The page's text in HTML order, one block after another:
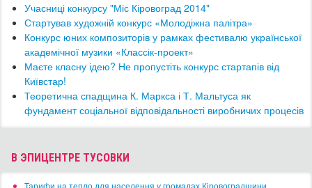
Учасниці конкурсу "Міс Кіровоград 2014"
Стартував художній конкурс «Молодіжна палітра»
Конкурс юних композиторів у рамках фестивалю української
академічної музики «Классік-проект»
Маєте класну ідею? Не пропустіть конкурс стартапів від
Київстар!
Теоретична спадщина К. Маркса і Т. Мальтуса як
фундамент соціальної відповідальності виробничих процесів
В ЭПИЦЕНТРЕ ТУСОВКИ